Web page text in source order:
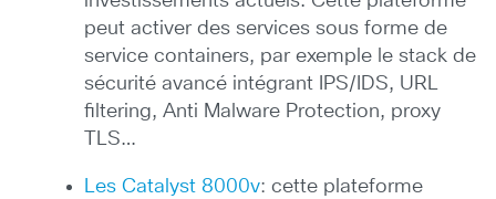
peut activer des services sous forme de
service containers, par exemple le stack de
sécurité avancé intégrant IPS/IDS, URL
filtering, Anti Malware Protection, proxy
TLS…
Les Catalyst 8000v: cette plateforme